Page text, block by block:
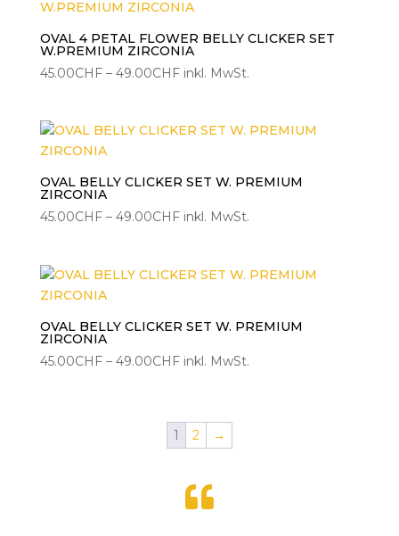
OVAL 4 PETAL FLOWER BELLY CLICKER SET
W.PREMIUM ZIRCONIA
45.00CHF – 49.00CHFPreisspanne:
49.00CHF
inkl. MwSt.
OVAL BELLY CLICKER SET W. PREMIUM
ZIRCONIA
45.00CHF – 49.00CHFPreisspanne:
49.00CHF
inkl. MwSt.
OVAL BELLY CLICKER SET W. PREMIUM
ZIRCONIA
45.00CHF – 49.00CHFPreisspanne:
49.00CHF
inkl. MwSt.
1 2 →
